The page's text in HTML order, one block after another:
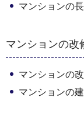
マンションの
マンションの改
マンションの
マンションの